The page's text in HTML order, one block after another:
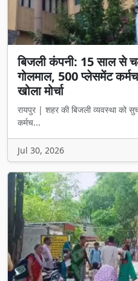
बिजली कंपनी: 15 साल से
गोलमाल, 500 प्लेसमेंट
खोला मोर्चा
रायपुर | शहर की बिजली व्यवस्था को
कर्मच...
Jul 30, 2026